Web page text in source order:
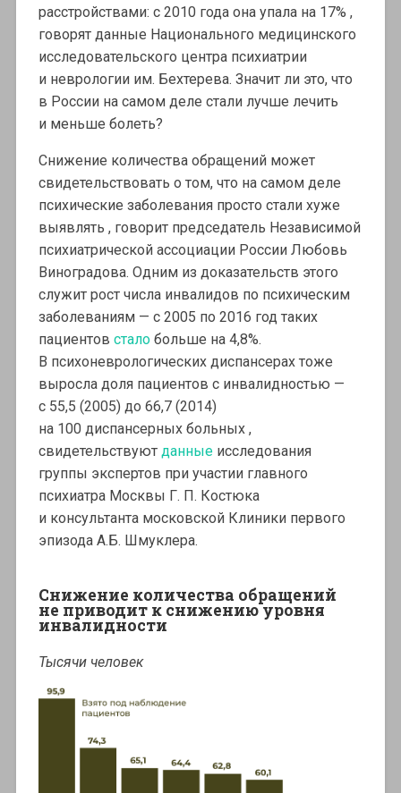
расстройствами: с 2010 года она упала на 17% ,
говорят данные Национального медицинского
исследовательского центра психиатрии
и неврологии им. Бехтерева. Значит ли это, что
в России на самом деле стали лучше лечить
и меньше болеть?
Снижение количества обращений может
свидетельствовать о том, что на самом деле
психические заболевания просто стали хуже
выявлять , говорит председатель Независимой
психиатрической ассоциации России Любовь
Виноградова. Одним из доказательств этого
служит рост числа инвалидов по психическим
заболеваниям — с 2005 по 2016 год таких
пациентов сталобольше на 4,8%.
В психоневрологических диспансерах тоже
выросла доля пациентов с инвалидностью —
с 55,5 (2005) до 66,7 (2014)
на 100 диспансерных больных ,
свидетельствуют данныеисследования
группы экспертов при участии главного
психиатра Москвы Г. П. Костюка
и консультанта московской Клиники первого
эпизода А.Б. Шмуклера.
Снижение количества обращений
не приводит к снижению уровня
инвалидности
Тысячи человек